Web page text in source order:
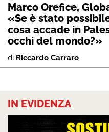
Marco Orefice,
«Se è stato
cosa accade in
occhi del mondo?»
di Riccardo Carraro
IN EVIDENZA